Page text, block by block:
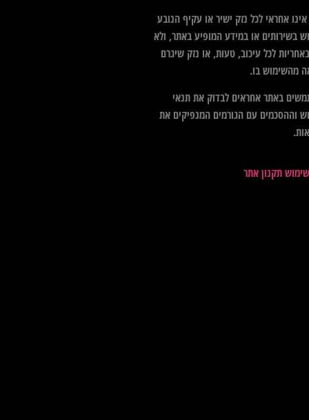
אחראי לכל נזק ישיר או עקיף הנובע
בשירותים או במידע המופיע באתר, ולא
לכל עיכוב, טעות, או נזק שיגרם
מהשימוש בו.
באתר אחראים לבדוק את תנאי
וההסכמים עם הגורמים המנפיקים את
תקנון אתר